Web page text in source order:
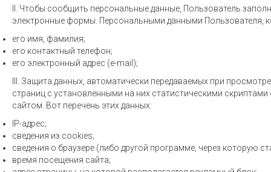
II. Чтобы сообщить персональные данные, Пользователь
электронные формы. Персональными данными Пользователя,
его имя, фамилия;
его контактный телефон;
его электронный адрес (e-mail);
III. Защита данных, автоматически передаваемых при
страниц с установленными на них статистическими
сайтом. Вот перечень этих данных:
IP-адрес;
сведения из cookies;
сведения о браузере (либо другой программе, через которую
время посещения сайта;